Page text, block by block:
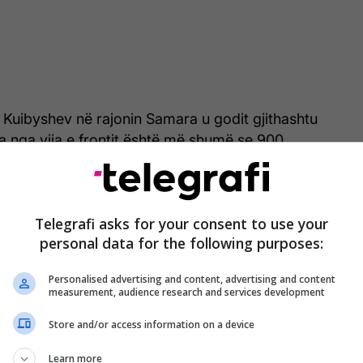
në rajonin Samara u godit gjithashtu
nga vija e frontit është më shumë se 900
luftëtarëve të Forcave të Operacioneve
të Sistemeve Pa Pilot dhe Inteligjencës së
Përgjigjet plotësisht të drejta të Shërbimit të
arritën gjithashtu në dy objekte të
në rajonin Vladimir, në një distancë prej 700
Zelensky.
Pa Pilot raportuan se rafineria Kuibyshev ka një
Telegrafi asks for your consent to use your
personal data for the following purposes:
Personalised advertising and content, advertising and content
measurement, audience research and services development
Store and/or access information on a device
Learn more